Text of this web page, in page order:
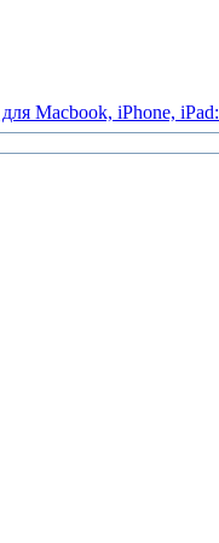
для Macbook, iPhone, iPad: